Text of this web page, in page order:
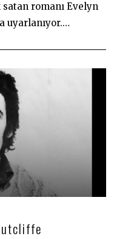
romanı Evelyn
uyarlanıyor.…